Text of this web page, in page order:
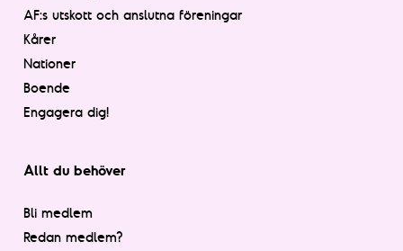
AF:s utskott och anslutna föreningar
Kårer
Nationer
Boende
Engagera dig!
Allt du behöver
Bli medlem
Redan medlem?